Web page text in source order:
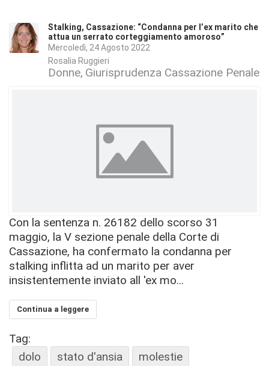
Stalking, Cassazione: “Condanna per l’ex marito che
attua un serrato corteggiamento amoroso”
Mercoledì, 24 Agosto 2022
Rosalia Ruggieri
Donne Giurisprudenza Cassazione Penale
Con la sentenza n. 26182 dello scorso 31
maggio, la V sezione penale della Corte di
Cassazione, ha confermato la condanna per
stalking inflitta ad un marito per aver
insistentemente inviato all 'ex mo...
Continua a leggere
Tag:
dolo
stato d'ansia
molestie